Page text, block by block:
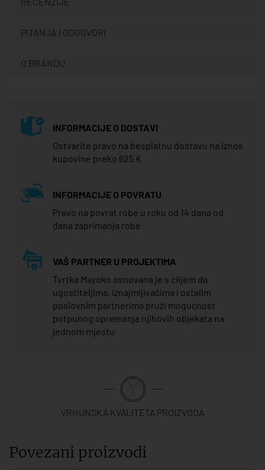
PITANJA I ODGOVORI
O BRANDU
INFORMACIJE O DOSTAVI
Ostvarite pravo na besplatnu dostavu na iznos
kupovine preko 625 €
INFORMACIJE O POVRATU
Pravo na povrat robe u roku od 14 dana od
dana zaprimanja robe
VAŠ PARTNER U PROJEKTIMA
Tvrtka Mayoko osnovana je s ciljem da
ugostiteljima, iznajmljivačima i ostalim
poslovnim partnerima pruži mogućnost
potpunog opremanja njihovih objekata na
jednom mjestu
VRHUNSKA KVALITETA PROIZVODA
Povezani proizvodi